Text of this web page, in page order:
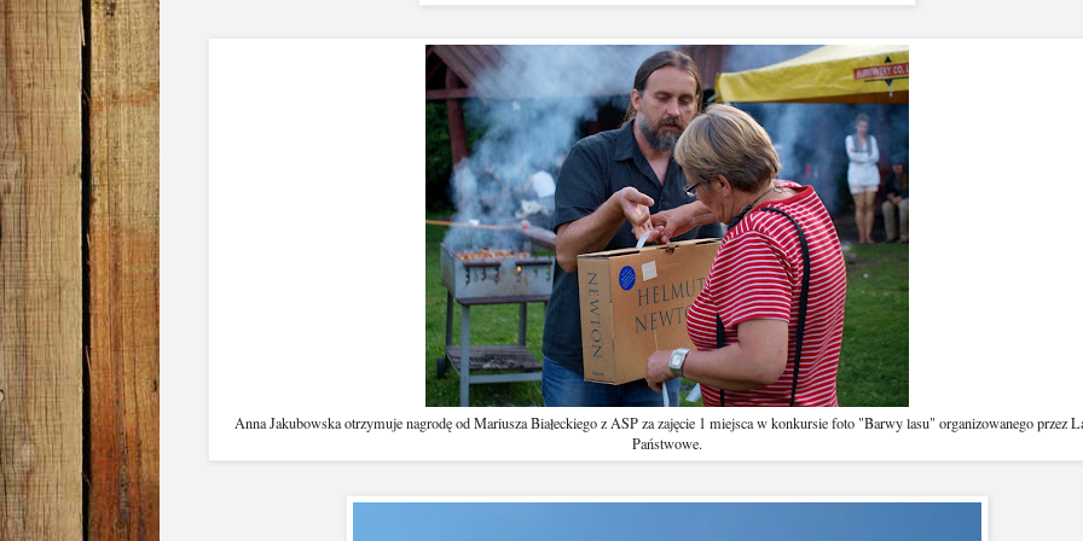
Anna Jakubowska otrzymuje nagrodę od Mariusza Białeckiego z ASP za zajęcie 1 miejsca w konkursie foto "Barwy lasu" organizowanego przez
Państwowe.